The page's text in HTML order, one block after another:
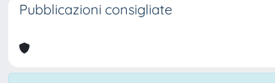
Pubblicazioni consigliate